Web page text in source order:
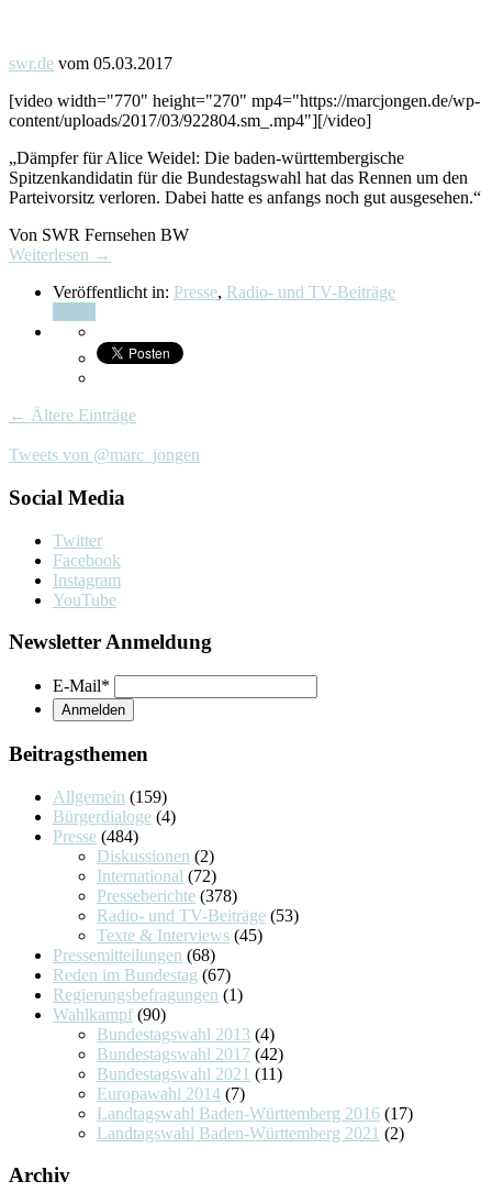
swr.de vom 05.03.2017
[video width="770" height="270" mp4="https://marcjongen.de/wp-
content/uploads/2017/03/922804.sm_.mp4"][/video]
„Dämpfer für Alice Weidel: Die baden-württembergische
Spitzenkandidatin für die Bundestagswahl hat das Rennen um den
Parteivorsitz verloren. Dabei hatte es anfangs noch gut ausgesehen.“
Von SWR Fernsehen BW
Weiterlesen →
Veröffentlicht in: Presse, Radio- und TV-Beiträge
← Ältere Einträge
Tweets von @marc_jongen
Social Media
Twitter
Facebook
Instagram
YouTube
Newsletter Anmeldung
E-Mail*
Beitragsthemen
Allgemein (159)
Bürgerdialoge (4)
Presse (484)
Diskussionen (2)
International (72)
Presseberichte (378)
Radio- und TV-Beiträge (53)
Texte & Interviews (45)
Pressemitteilungen (68)
Reden im Bundestag (67)
Regierungsbefragungen (1)
Wahlkampf (90)
Bundestagswahl 2013 (4)
Bundestagswahl 2017 (42)
Bundestagswahl 2021 (11)
Europawahl 2014 (7)
Landtagswahl Baden-Württemberg 2016 (17)
Landtagswahl Baden-Württemberg 2021 (2)
Archiv